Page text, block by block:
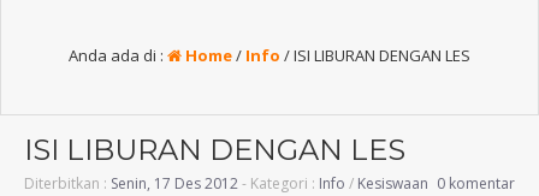
Anda ada di : Home/ Info /ISI LIBURAN DENGAN LES
ISI LIBURAN DENGAN LES
Diterbitkan : Senin, 17 Des 2012- Kategori : Info / Kesiswaan 0 komentar